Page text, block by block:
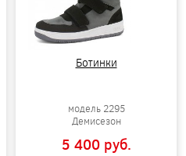
Ботинки
модель 2295
Демисезон
5 400 pуб.